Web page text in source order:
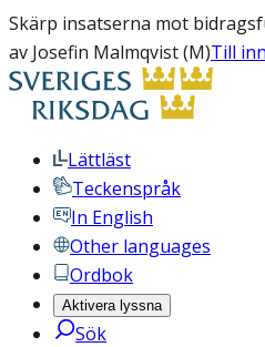
Skärp insatserna mot
av Josefin Malmqvist (M)Till
Lättläst
Teckenspråk
In English
Other languages
Ordbok
Aktivera lyssna
Sök